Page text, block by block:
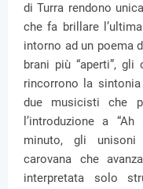
di Turra rendono
che fa brillare
intorno ad un poema
brani più “aperti”,
rincorrono la
due musicisti che
l’introduzione a
minuto, gli unisoni
carovana che
interpretata solo